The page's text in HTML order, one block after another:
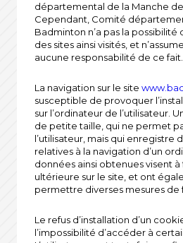
départemental de la Manche
Cependant, Comité
Badminton n’a pas la
des sites ainsi visités, et
aucune responsabilité de ce fait.
La navigation sur le site
susceptible de provoquer
sur l’ordinateur de l’utilisateur.
de petite taille, qui ne permet
l’utilisateur, mais qui enregistre
relatives à la navigation d’un
données ainsi obtenues visent
ultérieure sur le site, et ont
permettre diverses mesures de
Le refus d’installation d’un
l’impossibilité d’accéder à